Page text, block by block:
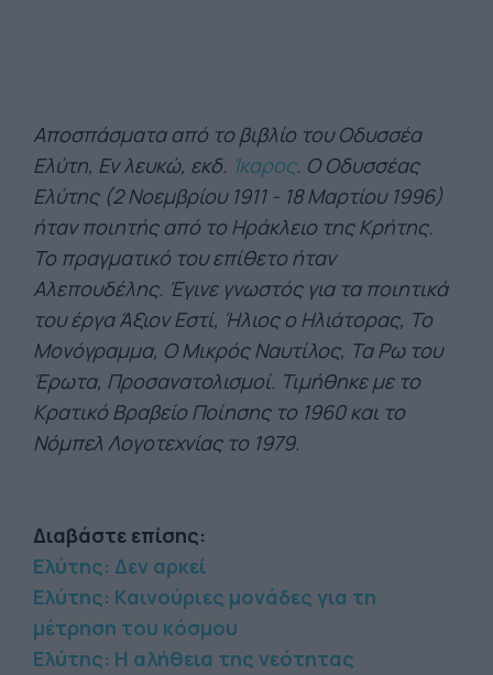
Αποσπάσματα από το βιβλίο του Οδυσσέα
Ελύτη, Εν λευκώ, εκδ. Ίκαρος. O Οδυσσέας
Ελύτης (2 Νοεμβρίου 1911 - 18 Μαρτίου 1996)
ήταν ποιητής από το Ηράκλειο της Κρήτης.
Το πραγματικό του επίθετο ήταν
Αλεπουδέλης. Έγινε γνωστός για τα ποιητικά
του έργα Άξιον Εστί, Ήλιος ο Ηλιάτορας, Το
Μονόγραμμα, Ο Μικρός Ναυτίλος, Τα Ρω του
Έρωτα, Προσανατολισμοί. Τιμήθηκε με το
Κρατικό Βραβείο Ποίησης το 1960 και το
Νόμπελ Λογοτεχνίας το 1979.
Διαβάστε επίσης:
Ελύτης: Δεν αρκεί
Ελύτης: Καινούριες μονάδες για τη
μέτρηση του κόσμου
Ελύτης: Η αλήθεια της νεότητας